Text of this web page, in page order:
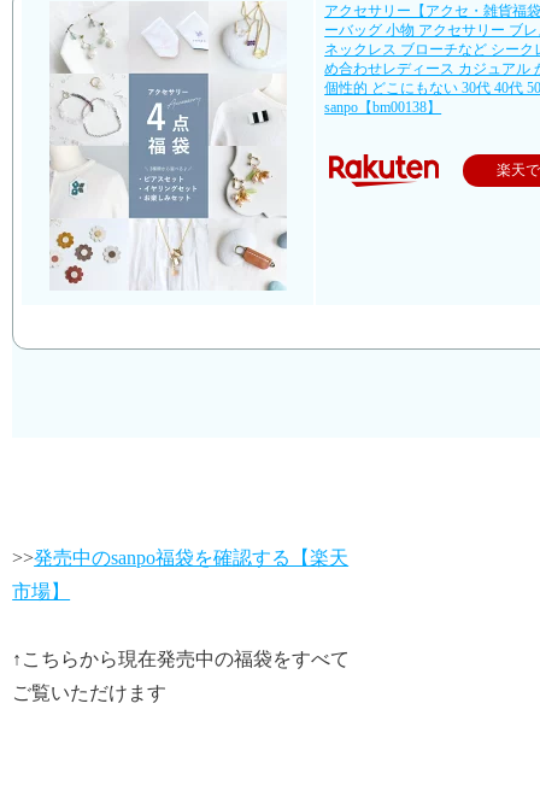
アクセサリー【アクセ・雑貨福
ーバッグ 小物 アクセサリー ブ
ネックレス ブローチなど シーク
め合わせレディース カジュアル
個性的 どこにもない 30代 40代
sanpo【bm00138】
楽天
>>発売中のsanpo福袋を確認する【楽天
市場】
↑こちらから現在発売中の福袋をすべて
ご覧いただけます